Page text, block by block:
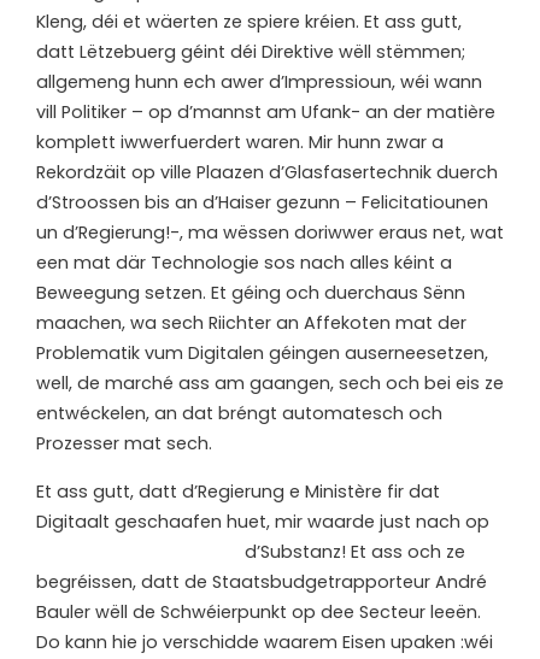
Kleng, déi et wäerten ze spiere kréien. Et ass gutt,
datt Lëtzebuerg géint déi Direktive wëll stëmmen;
allgemeng hunn ech awer d’Impressioun, wéi wann
vill Politiker – op d’mannst am Ufank- an der matière
komplett iwwerfuerdert waren. Mir hunn zwar a
Rekordzäit op ville Plaazen d’Glasfasertechnik duerch
d’Stroossen bis an d’Haiser gezunn – Felicitatiounen
un d’Regierung!-, ma wëssen doriwwer eraus net, wat
een mat där Technologie sos nach alles kéint a
Beweegung setzen. Et géing och duerchaus Sënn
maachen, wa sech Riichter an Affekoten mat der
Problematik vum Digitalen géingen auserneesetzen,
well, de marché ass am gaangen, sech och bei eis ze
entwéckelen, an dat bréngt automatesch och
Prozesser mat sech.
Et ass gutt, datt d’Regierung e Ministère fir dat
Digitaalt geschaafen huet, mir waarde just nach op
d’Substanz! Et ass och ze
begréissen, datt de Staatsbudgetrapporteur André
Bauler wëll de Schwéierpunkt op dee Secteur leeën.
Do kann hie jo verschidde waarem Eisen upaken :wéi